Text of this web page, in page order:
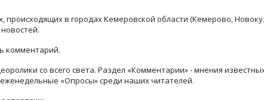
происходящих в городах Кемеровской области (Кемерово,
комментарий.
со всего света. Раздел «Комментарии» - мнения
«Опросы» среди наших читателей.